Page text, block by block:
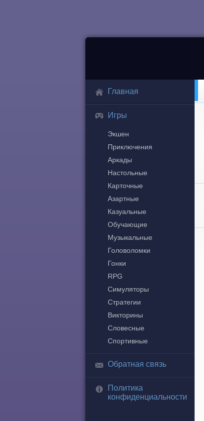
Главная
Игры
Экшен
Приключения
Аркады
Настольные
Карточные
Азартные
Казуальные
Обучающие
Музыкальные
Головоломки
Гонки
RPG
Симуляторы
Стратегии
Викторины
Словесные
Спортивные
Обратная связь
Политика
конфиденциальности